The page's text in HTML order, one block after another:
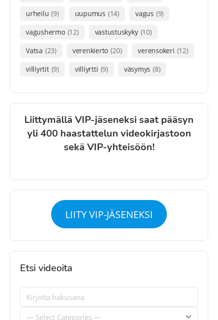
urheilu (9) uupumus (14) vagus (9)
vagushermo (12) vastustuskyky (10)
Vatsa (23) verenkierto (20) verensokeri (12)
villiyrtit (9) villiyrtti (9) väsymys (8)
Liittymällä VIP-jäseneksi saat pääsyn
yli 400 haastattelun videokirjastoon
sekä VIP-yhteisöön!
LIITY VIP-JÄSENEKSI
Etsi videoita